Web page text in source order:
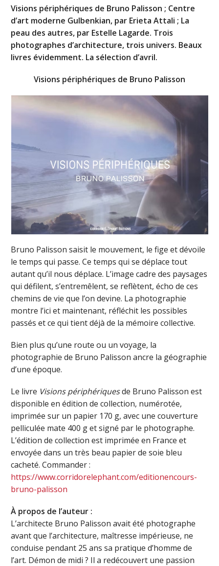
Visions périphériques de Bruno Palisson ; Centre
d’art moderne Gulbenkian, par Erieta Attali ; La
peau des autres, par Estelle Lagarde. Trois
photographes d’architecture, trois univers. Beaux
livres évidemment. La sélection d’avril.
Visions périphériques de Bruno Palisson
Bruno Palisson saisit le mouvement, le fige et dévoile
le temps qui passe. Ce temps qui se déplace tout
autant qu’il nous déplace. L’image cadre des paysages
qui défilent, s’entremêlent, se reflètent, écho de ces
chemins de vie que l’on devine. La photographie
montre l’ici et maintenant, réfléchit les possibles
passés et ce qui tient déjà de la mémoire collective.
Bien plus qu’une route ou un voyage, la
photographie de Bruno Palisson ancre la géographie
d’une époque.
Le livre Visions périphériquesde Bruno Palisson est
disponible en édition de collection, numérotée,
imprimée sur un papier 170 g, avec une couverture
pelliculée mate 400 g et signé par le photographe.
L’édition de collection est imprimée en France et
envoyée dans un très beau papier de soie bleu
cacheté. Commander :
https://www.corridorelephant.com/editionencours-
bruno-palisson
À propos de l’auteur :
L’architecte Bruno Palisson avait été photographe
avant que l’architecture, maîtresse impérieuse, ne
conduise pendant 25 ans sa pratique d’homme de
l’art. Démon de midi ? Il a redécouvert une passion